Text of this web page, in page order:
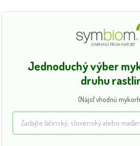
Jednoduchý výber
druhu
(Nájsť vhodnú